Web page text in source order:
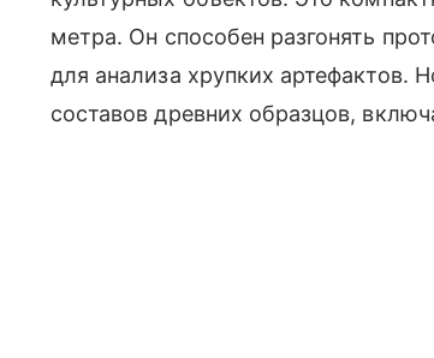
метра. Он способен разгонять
для анализа хрупких артефактов.
составов древних образцов,